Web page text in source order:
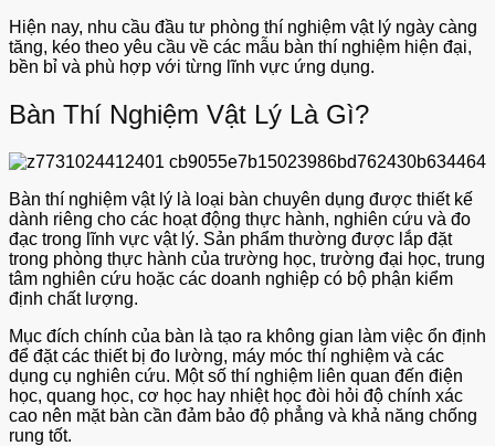
Hiện nay, nhu cầu đầu tư phòng thí nghiệm vật lý ngày càng
tăng, kéo theo yêu cầu về các mẫu bàn thí nghiệm hiện đại,
bền bỉ và phù hợp với từng lĩnh vực ứng dụng.
Bàn Thí Nghiệm Vật Lý Là Gì?
Bàn thí nghiệm vật lý là loại bàn chuyên dụng được thiết kế
dành riêng cho các hoạt động thực hành, nghiên cứu và đo
đạc trong lĩnh vực vật lý. Sản phẩm thường được lắp đặt
trong phòng thực hành của trường học, trường đại học, trung
tâm nghiên cứu hoặc các doanh nghiệp có bộ phận kiểm
định chất lượng.
Mục đích chính của bàn là tạo ra không gian làm việc ổn định
để đặt các thiết bị đo lường, máy móc thí nghiệm và các
dụng cụ nghiên cứu. Một số thí nghiệm liên quan đến điện
học, quang học, cơ học hay nhiệt học đòi hỏi độ chính xác
cao nên mặt bàn cần đảm bảo độ phẳng và khả năng chống
rung tốt.